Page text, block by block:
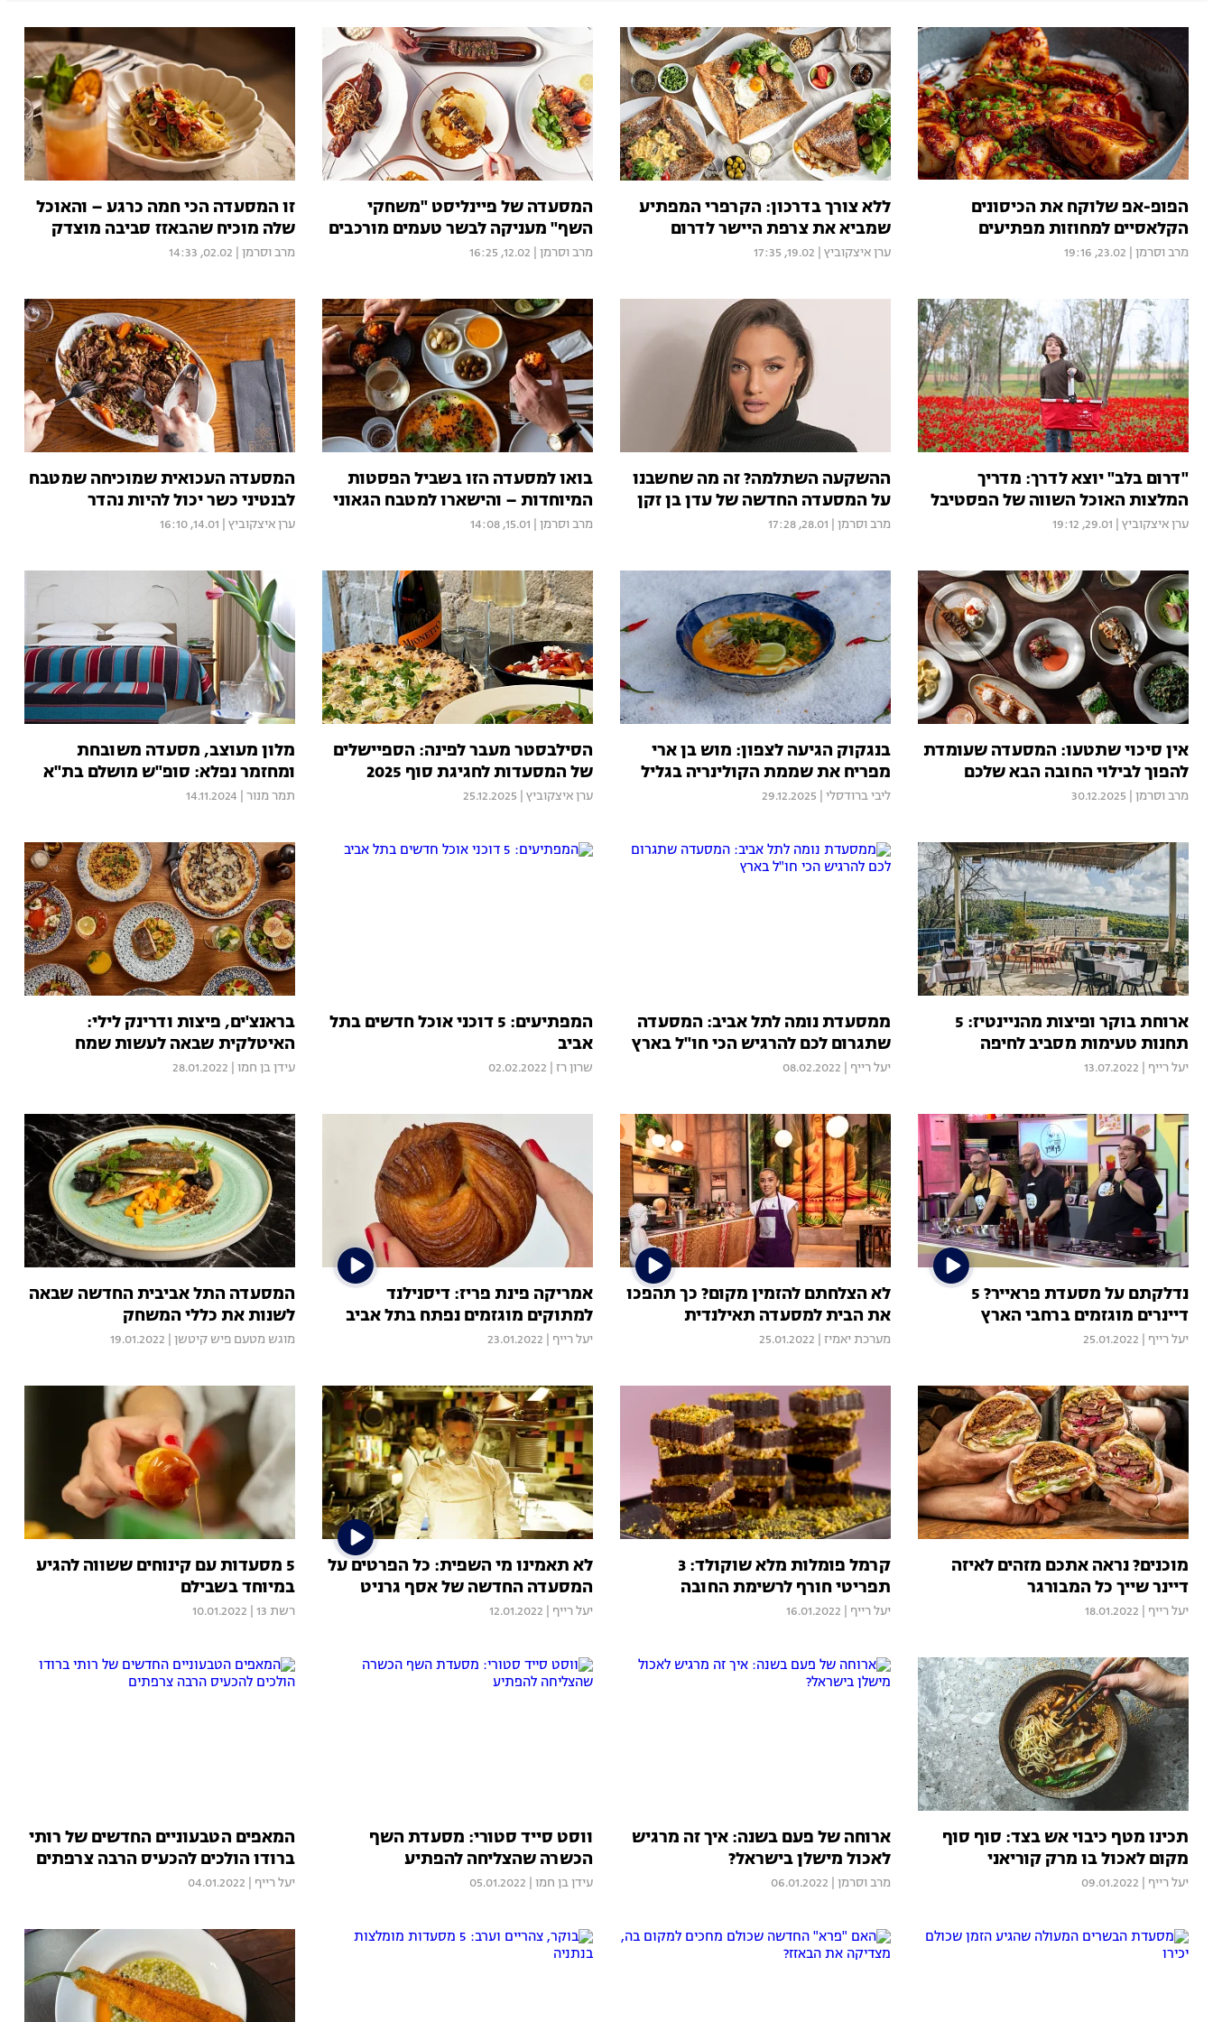
הפופ-אפ שלוקח את הכיסונים
הקלאסיים למחוזות מפתיעים
מרב וסרמן 23.02, 19:16
ללא צורך בדרכון: הקרפרי המפתיע
שמביא את צרפת היישר לדרום
ערן איצקוביץ 19.02, 17:35
המסעדה של פיינליסט "משחקי
השף" מעניקה לבשר טעמים מורכבים
מרב וסרמן 12.02, 16:25
זו המסעדה הכי חמה כרגע – והאוכל
שלה מוכיח שהבאזז סביבה מוצדק
מרב וסרמן 02.02, 14:33
"דרום בלב" יוצא לדרך: מדריך
המלצות האוכל השווה של הפסטיבל
ערן איצקוביץ 29.01, 19:12
ההשקעה השתלמה? זה מה שחשבנו
על המסעדה החדשה של עדן בן זקן
מרב וסרמן 28.01, 17:28
בואו למסעדה הזו בשביל הפסטות
המיוחדות – והישארו למטבח הגאוני
מרב וסרמן 15.01, 14:08
המסעדה העכואית שמוכיחה שמטבח
לבנטיני כשר יכול להיות נהדר
ערן איצקוביץ 14.01, 16:10
אין סיכוי שתטעו: המסעדה שעומדת
להפוך לבילוי החובה הבא שלכם
מרב וסרמן 30.12.2025
בנגקוק הגיעה לצפון: מוש בן ארי
מפריח את שממת הקולינריה בגליל
ליבי ברודסלי 29.12.2025
הסילבסטר מעבר לפינה: הספיישלים
של המסעדות לחגיגת סוף 2025
ערן איצקוביץ 25.12.2025
מלון מעוצב, מסעדה משובחת
ומחזמר נפלא: סופ"ש מושלם בת"א
תמר מנור 14.11.2024
ארוחת בוקר ופיצות מהניינטיז: 5
תחנות טעימות מסביב לחיפה
יעל רייף 13.07.2022
ממסעדת נומה לתל אביב: המסעדה
שתגרום לכם להרגיש הכי חו"ל בארץ
יעל רייף 08.02.2022
המפתיעים: 5 דוכני אוכל חדשים בתל
אביב
שרון רז 02.02.2022
בראנצ'ים, פיצות ודרינק לילי:
האיטלקית שבאה לעשות שמח
עידן בן חמו 28.01.2022
נדלקתם על מסעדת פראייר? 5
דיינרים מוגזמים ברחבי הארץ
יעל רייף 25.01.2022
לא הצלחתם להזמין מקום? כך תהפכו
את הבית למסעדה תאילנדית
מערכת יאמיז 25.01.2022
אמריקה פינת פריז: דיסנילנד
למתוקים מוגזמים נפתח בתל אביב
יעל רייף 23.01.2022
המסעדה התל אביבית החדשה שבאה
לשנות את כללי המשחק
מוגש מטעם פיש קיטשן 19.01.2022
מוכנים? נראה אתכם מזהים לאיזה
דיינר שייך כל המבורגר
יעל רייף 18.01.2022
קרמל פומלות מלא שוקולד: 3
תפריטי חורף לרשימת החובה
יעל רייף 16.01.2022
לא תאמינו מי השפית: כל הפרטים על
המסעדה החדשה של אסף גרניט
יעל רייף 12.01.2022
5 מסעדות עם קינוחים ששווה להגיע
במיוחד בשבילם
רשת 13 10.01.2022
תכינו מטף כיבוי אש בצד: סוף סוף
מקום לאכול בו מרק קוריאני
יעל רייף 09.01.2022
ארוחה של פעם בשנה: איך זה מרגיש
לאכול מישלן בישראל?
מרב וסרמן 06.01.2022
ווסט סייד סטורי: מסעדת השף
הכשרה שהצליחה להפתיע
עידן בן חמו 05.01.2022
המאפים הטבעוניים החדשים של רותי
ברודו הולכים להכעיס הרבה צרפתים
יעל רייף 04.01.2022